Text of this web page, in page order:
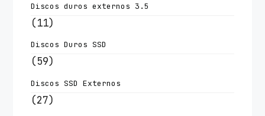
Discos duros externos 3.5
(11)
Discos Duros SSD
(59)
Discos SSD Externos
(27)